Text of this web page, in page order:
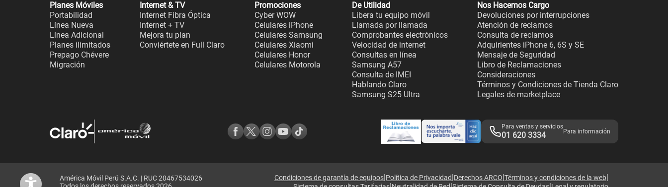
Planes Móviles
Portabilidad
Línea Nueva
Línea Adicional
Planes ilimitados
Prepago Chévere
Migración
Internet & TV
Internet Fibra Óptica
Internet + TV
Mejora tu plan
Conviértete en Full Claro
Promociones
Cyber WOW
Celulares iPhone
Celulares Samsung
Celulares Xiaomi
Celulares Honor
Celulares Motorola
De Utilidad
Libera tu equipo móvil
Llamada por llamada
Comprobantes electrónicos
Velocidad de internet
Consultas en línea
Samsung A57
Consulta de IMEI
Hablando Claro
Samsung S25 Ultra
Nos Hacemos Cargo
Devoluciones por interrupciones
Atención de reclamos
Consulta de reclamos
Adquirientes iPhone 6, 6S y SE
Mensaje de Seguridad
Libro de Reclamaciones
Consideraciones
Términos y Condiciones de Tienda Claro
Legales de marketplace
Para ventas y servicios
01 620 3334 Para información
América Móvil Perú S.A.C. | RUC 20467534026
Condiciones de garantía de equipos|Política de Privacidad|Derechos ARCO|Términos y condiciones de la web|